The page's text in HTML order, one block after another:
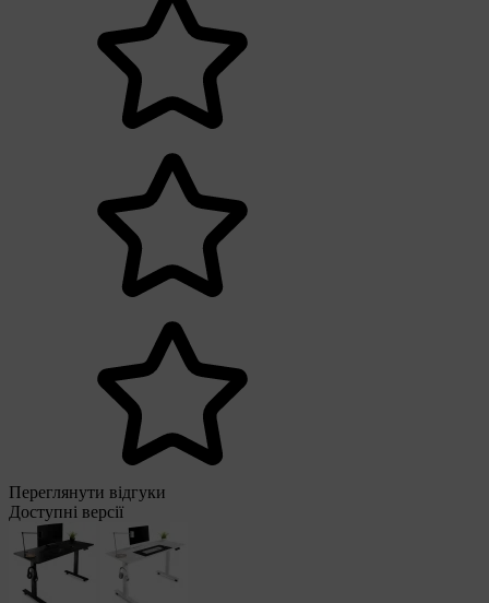
Переглянути відгуки
Доступні версії